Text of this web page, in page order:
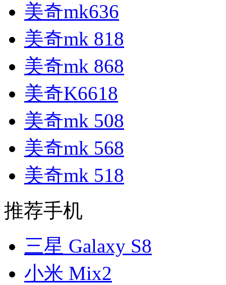
美奇mk636
美奇mk 818
美奇mk 868
美奇K6618
美奇mk 508
美奇mk 568
美奇mk 518
推荐手机
三星 Galaxy S8
小米 Mix2